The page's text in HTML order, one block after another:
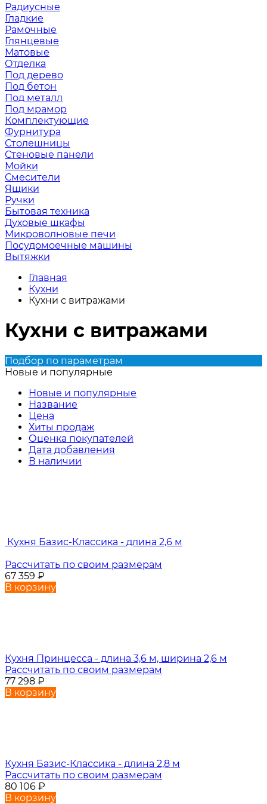
Радиусные
Гладкие
Рамочные
Глянцевые
Матовые
Отделка
Под дерево
Под бетон
Под металл
Под мрамор
Комплектующие
Фурнитура
Столешницы
Стеновые панели
Мойки
Смесители
Ящики
Ручки
Бытовая техника
Духовые шкафы
Микроволновые печи
Посудомоечные машины
Вытяжки
Главная
Кухни
Кухни с витражами
Кухни с витражами
Подбор по параметрам
Новые и популярные
Новые и популярные
Название
Цена
Хиты продаж
Оценка покупателей
Дата добавления
В наличии
Кухня Базис-Классика - длина 2,6 м
Рассчитать по своим размерам
67 359 ₽
В корзину
Кухня Принцесса - длина 3,6 м, ширина 2,6 м
Рассчитать по своим размерам
77 298 ₽
В корзину
Кухня Базис-Классика - длина 2,8 м
Рассчитать по своим размерам
80 106 ₽
В корзину